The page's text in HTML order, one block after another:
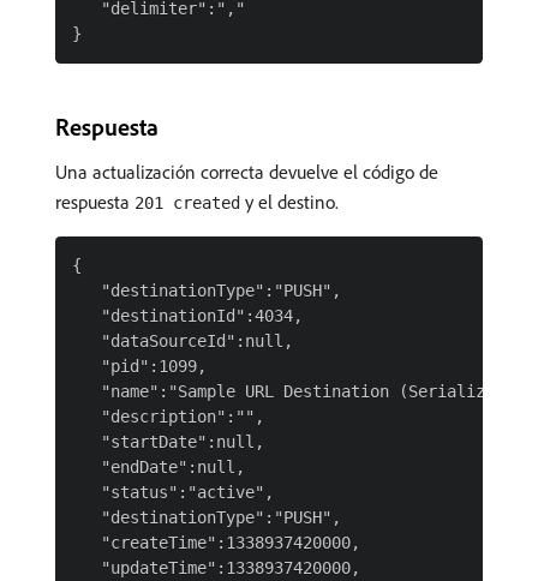
   "delimiter":","
Respuesta
Una actualización correcta devuelve el código de
respuesta 201 created y el destino.
{
   "destinationType":"PUSH",
   "destinationId":4034,
   "dataSourceId":null,
   "pid":1099,
   "name":"Sample URL Destination (Serialized)",
   "description":"",
   "startDate":null,
   "endDate":null,
   "status":"active",
   "destinationType":"PUSH",
   "createTime":1338937420000,
   "updateTime":1338937420000,